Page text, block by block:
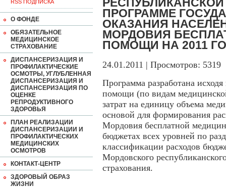
RSS ПОДПИСКА
О ФОНДЕ
ОБЯЗАТЕЛЬНОЕ
МЕДИЦИНСКОЕ
СТРАХОВАНИЕ
ДИСПАНСЕРИЗАЦИЯ И
ПРОФИЛАКТИЧЕСКИЕ
ОСМОТРЫ, УГЛУБЛЕННАЯ
ДИСПАНСЕРИЗАЦИЯ И
ДИСПАНСЕРИЗАЦИЯ ПО
ОЦЕНКЕ
РЕПРОДУКТИВНОГО
ЗДОРОВЬЯ
ПЛАН РЕАЛИЗАЦИИ
ДИСПАНСЕРИЗАЦИИ И
ПРОФИЛАКТИЧЕСКИХ
МЕДИЦИНСКИХ
ОСМОТРОВ
КОНТАКТ-ЦЕНТР
ЗДОРОВЫЙ ОБРАЗ
ЖИЗНИ
ПРОГРАММЕ
ОКАЗАНИЯ
МОРДОВИЯ
ПОМОЩИ НА 2011
24.01.2011 | Просмотров: 5319
Программа разработана
помощи (по видам
затрат на единицу объема
основой для формирования
Мордовия бесплатной
бюджетах всех уровней по
классификации расходов
Мордовского
страхования.